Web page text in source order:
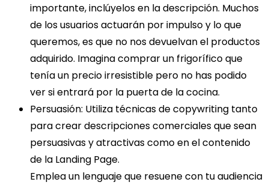
importante, inclúyelos en la descripción. Muchos
de los usuarios actuarán por impulso y lo que
queremos, es que no nos devuelvan el productos
adquirido. Imagina comprar un frigorífico que
tenía un precio irresistible pero no has podido
ver si entrará por la puerta de la cocina.
Persuasión: Utiliza técnicas de copywriting tanto
para crear descripciones comerciales que sean
persuasivas y atractivas como en el contenido
de la Landing Page.
Emplea un lenguaje que resuene con tu audiencia